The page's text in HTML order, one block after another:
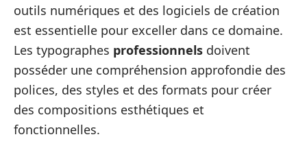
outils numériques et des logiciels de création
est essentielle pour exceller dans ce domaine.
Les typographes professionnels doivent
posséder une compréhension approfondie des
polices, des styles et des formats pour créer
des compositions esthétiques et
fonctionnelles.